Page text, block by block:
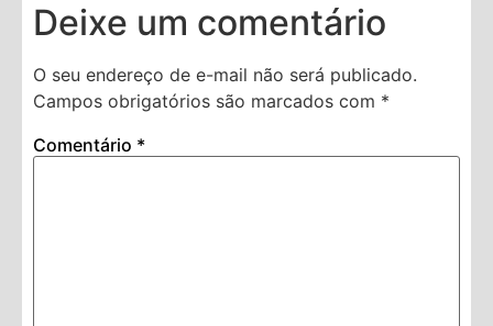
Deixe um comentário
O seu endereço de e-mail não será publicado.
Campos obrigatórios são marcados com *
Comentário *